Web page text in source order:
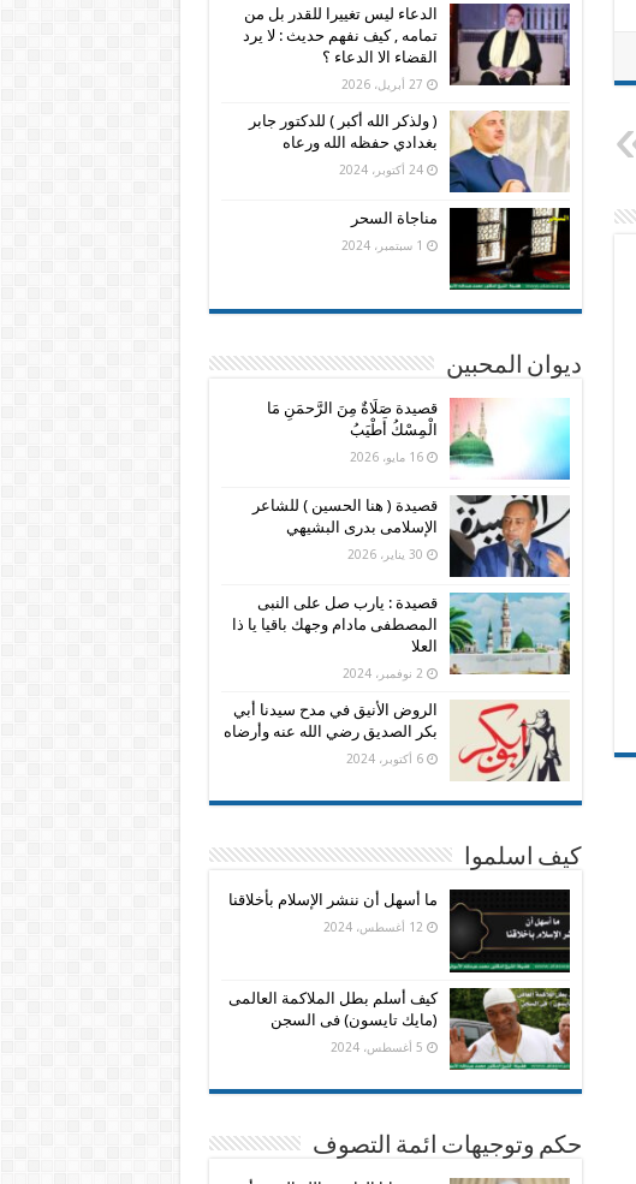
الدعاء ليس تغييرا للقدر بل من
تمامه , كيف نفهم حديث : لا يرد
القضاء الا الدعاء ؟
27 أبريل، 2026
( ولذكر الله أكبر ) للدكتور جابر
بغدادي حفظه الله ورعاه
24 أكتوبر، 2024
مناجاة السحر
1 سبتمبر، 2024
ديوان المحبين
قصيدة صَلَاةٌ مِنَ الرَّحمَنِ مَا
الْمِسْكُ أَطْيَبُ
16 مايو، 2026
قصيدة ( هنا الحسين ) للشاعر
الإسلامى بدرى البشيهي
30 يناير، 2026
قصيدة : يارب صل على النبى
المصطفى مادام وجهك باقيا يا ذا
العلا
2 نوفمبر، 2024
الروض الأنيق في مدح سيدنا أبي
بكر الصديق رضي الله عنه وأرضاه
6 أكتوبر، 2024
كيف اسلموا
ما أسهل أن ننشر الإسلام بأخلاقنا
12 أغسطس، 2024
كيف أسلم بطل الملاكمة العالمى
(مايك تايسون) فى السجن
5 أغسطس، 2024
حكم وتوجيهات ائمة التصوف